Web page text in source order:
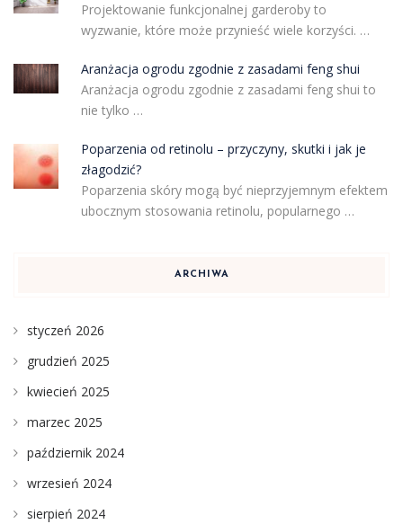
Projektowanie funkcjonalnej garderoby to
wyzwanie, które może przynieść wiele korzyści. …
Aranżacja ogrodu zgodnie z zasadami feng shui
Aranżacja ogrodu zgodnie z zasadami feng shui to
nie tylko …
Poparzenia od retinolu – przyczyny, skutki i jak je
złagodzić?
Poparzenia skóry mogą być nieprzyjemnym efektem
ubocznym stosowania retinolu, popularnego …
ARCHIWA
styczeń 2026
grudzień 2025
kwiecień 2025
marzec 2025
październik 2024
wrzesień 2024
sierpień 2024